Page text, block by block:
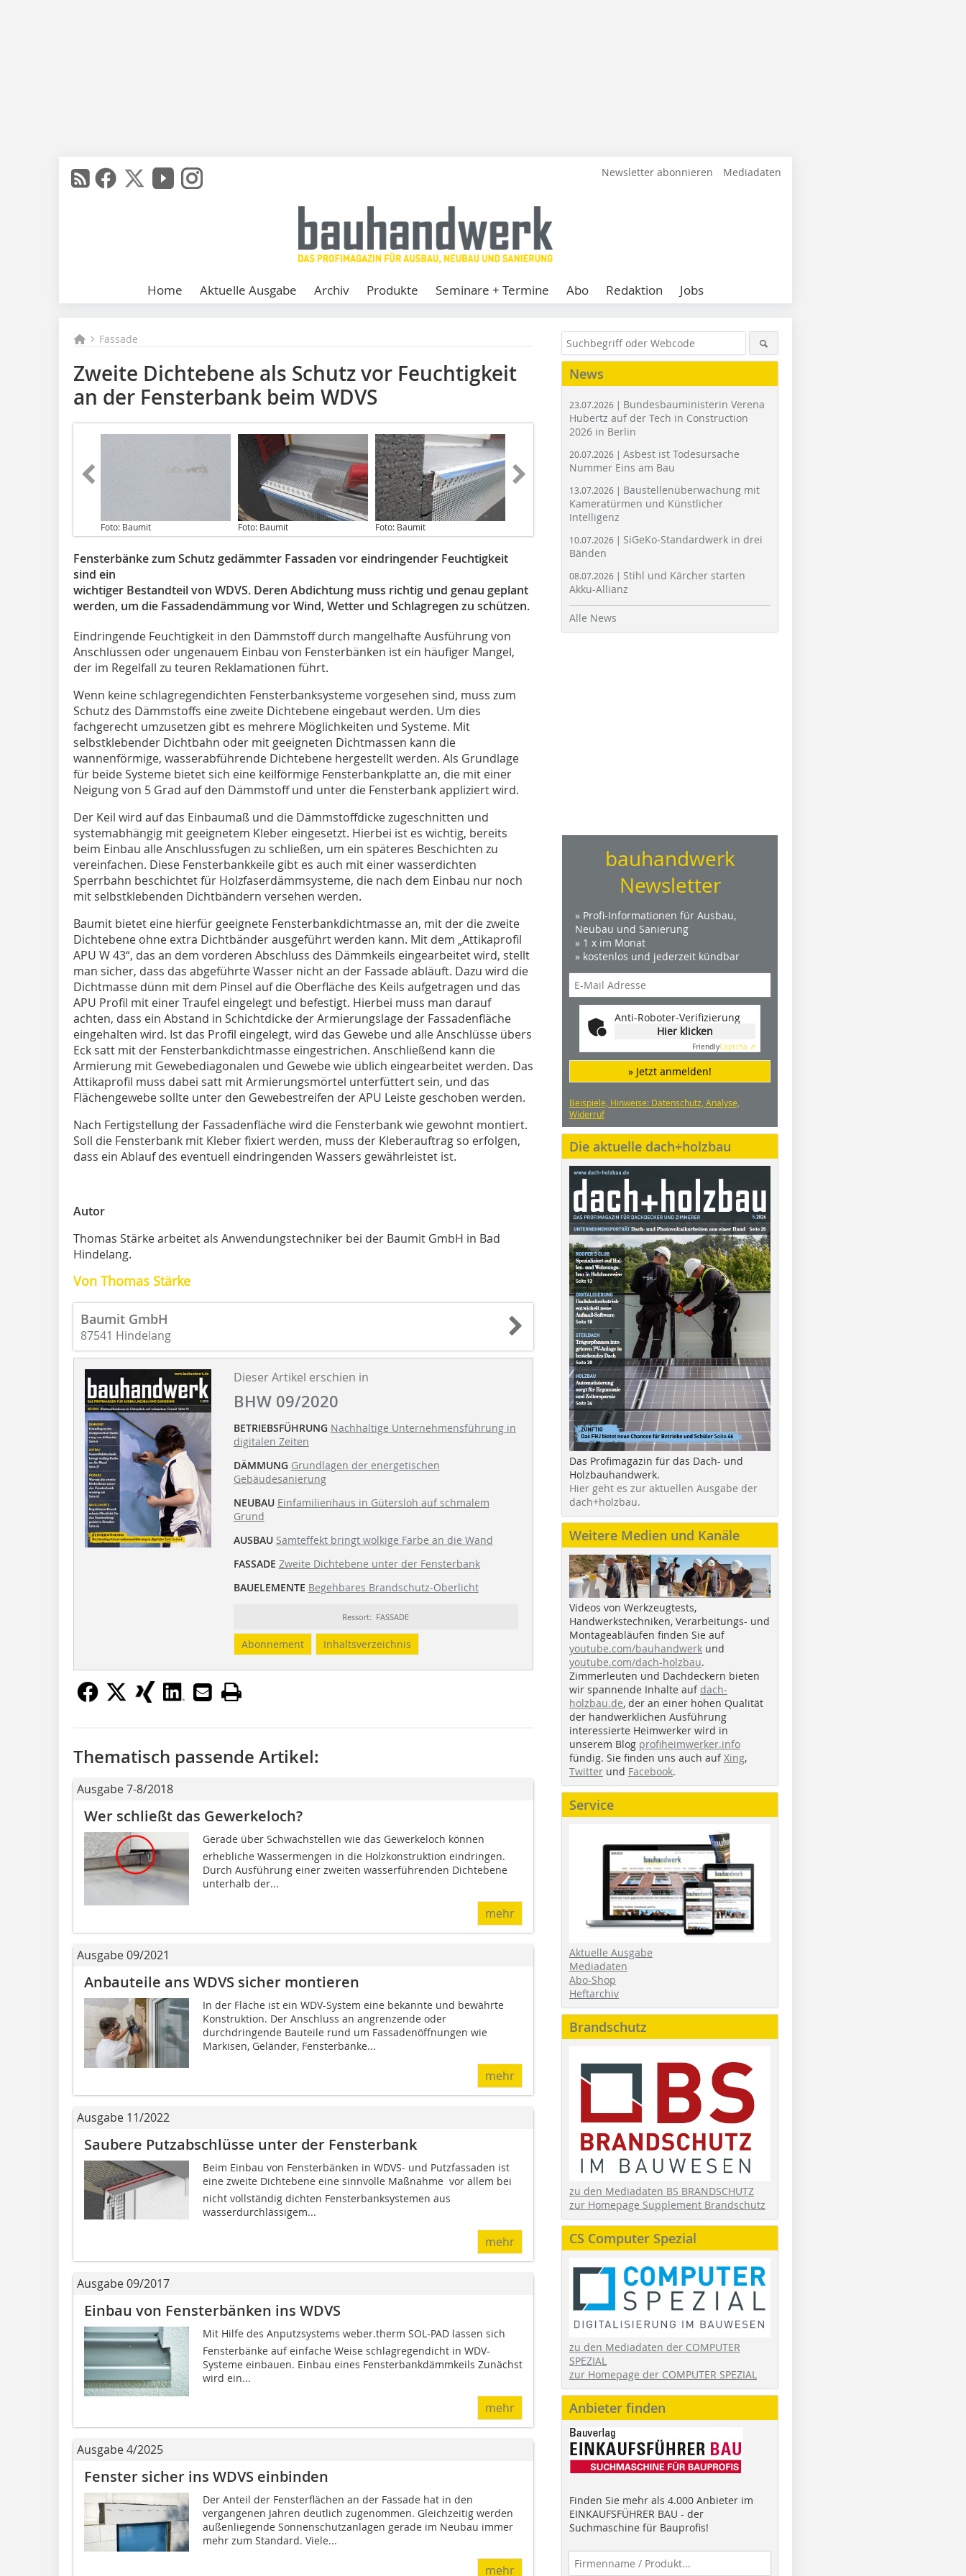
Newsletter abonnieren Mediadaten
Home Aktuelle Ausgabe Archiv Produkte Seminare + Termine Abo Redaktion Jobs
Fassade
Zweite Dichtebene als Schutz vor Feuchtigkeit
an der Fensterbank beim WDVS
Foto: Baumit Foto: Baumit Foto: Baumit
Fensterbänke zum Schutz gedämmter Fassaden vor eindringender Feuchtigkeit
sind ein
wichtiger Bestandteil von WDVS. Deren Abdichtung muss richtig und genau geplant
werden, um die Fassadendämmung vor Wind, Wetter und Schlagregen zu schützen.
Eindringende Feuchtigkeit in den Dämmstoff durch mangelhafte Ausführung von
Anschlüssen oder ungenauem Einbau von Fensterbänken ist ein häufiger Mangel,
der im Regelfall zu teuren Reklamationen führt.
Wenn keine schlagregendichten Fensterbanksysteme vorgesehen sind, muss zum
Schutz des Dämmstoffs eine zweite Dichtebene eingebaut werden. Um dies
fachgerecht umzusetzen gibt es mehrere Möglichkeiten und Systeme. Mit
selbstklebender Dichtbahn oder mit geeigneten Dichtmassen kann die
wannenförmige, wasserabführende Dichtebene hergestellt werden. Als Grundlage
für beide Systeme bietet sich eine keilförmige Fensterbankplatte an, die mit einer
Neigung von 5 Grad auf den Dämmstoff und unter die Fensterbank appliziert wird.
Der Keil wird auf das Einbaumaß und die Dämmstoffdicke zugeschnitten und
systemabhängig mit geeignetem Kleber eingesetzt. Hierbei ist es wichtig, bereits
beim Einbau alle Anschlussfugen zu schließen, um ein späteres Beschichten zu
vereinfachen. Diese Fensterbankkeile gibt es auch mit einer wasserdichten
Sperrbahn beschichtet für Holzfaserdämmsysteme, die nach dem Einbau nur noch
mit selbstklebenden Dichtbändern versehen werden.
Baumit bietet eine hierfür geeignete Fensterbankdichtmasse an, mit der die zweite
Dichtebene ohne extra Dichtbänder ausgeführt werden kann. Mit dem „Attikaprofil
APU W 43“, das an dem vorderen Abschluss des Dämmkeils eingearbeitet wird, stellt
man sicher, dass das abgeführte Wasser nicht an der Fassade abläuft. Dazu wird die
Dichtmasse dünn mit dem Pinsel auf die Oberfläche des Keils aufgetragen und das
APU Profil mit einer Traufel eingelegt und befestigt. Hierbei muss man darauf
achten, dass ein Abstand in Schichtdicke der Armierungslage der Fassadenfläche
eingehalten wird. Ist das Profil eingelegt, wird das Gewebe und alle Anschlüsse übers
Eck satt mit der Fensterbankdichtmasse eingestrichen. Anschließend kann die
Armierung mit Gewebediagonalen und Gewebe wie üblich eingearbeitet werden. Das
Attikaprofil muss dabei satt mit Armierungsmörtel unterfüttert sein, und das
Flächengewebe sollte unter den Gewebestreifen der APU Leiste geschoben werden.
Nach Fertigstellung der Fassadenfläche wird die Fensterbank wie gewohnt montiert.
Soll die Fensterbank mit Kleber fixiert werden, muss der Kleberauftrag so erfolgen,
dass ein Ablauf des eventuell eindringenden Wassers gewährleistet ist.
Autor
Thomas Stärke arbeitet als Anwendungstechniker bei der Baumit GmbH in Bad
Hindelang.
Von Thomas Stärke
Baumit GmbH
87541 Hindelang
Dieser Artikel erschien in
BHW 09/2020
BETRIEBSFÜHRUNG Nachhaltige Unternehmensführung in
digitalen Zeiten
DÄMMUNG Grundlagen der energetischen
Gebäudesanierung
NEUBAU Einfamilienhaus in Gütersloh auf schmalem
Grund
AUSBAU Samteffekt bringt wolkige Farbe an die Wand
FASSADE Zweite Dichtebene unter der Fensterbank
BAUELEMENTE Begehbares Brandschutz-Oberlicht
Ressort: FASSADE
Abonnement Inhaltsverzeichnis
Thematisch passende Artikel:
Ausgabe 7-8/2018
Wer schließt das Gewerkeloch?
Gerade über Schwachstellen wie das Gewerkeloch können
erhebliche Wassermengen in die Holzkon­struktion eindringen.
Durch Ausführung einer zweiten wasserführenden Dichtebene
unterhalb der...
mehr
Ausgabe 09/2021
Anbauteile ans WDVS sicher montieren
In der Fläche ist ein WDV-System eine bekannte und bewährte
Konstruktion. Der Anschluss an angrenzende oder
durchdringende Bauteile rund um Fassadenöffnungen wie
Markisen, Geländer, Fensterbänke...
mehr
Ausgabe 11/2022
Saubere Putzabschlüsse unter der Fensterbank
Beim Einbau von Fensterbänken in WDVS- und Putzfassaden ist
eine zweite Dichtebene eine sinnvolle Maßnahme  vor allem bei
nicht vollständig dichten Fensterbanksystemen aus
wasserdurchlässigem...
mehr
Ausgabe 09/2017
Einbau von Fensterbänken ins WDVS
Mit Hilfe des Anputzsystems weber.therm SOL-PAD lassen sich
Fensterbänke auf einfache Weise schlagregendicht in WDV-
Systeme einbauen. Einbau eines Fensterbankdämmkeils Zunächst
wird ein...
mehr
Ausgabe 4/2025
Fenster sicher ins WDVS einbinden
Der Anteil der Fensterflächen an der Fassade hat in den
vergangenen Jahren deutlich zugenommen. Gleichzeitig werden
außenliegende Sonnenschutzanlagen gerade im Neubau immer
mehr zum Standard. Viele...
mehr
News
23.07.2026 | Bundesbauministerin Verena
Hubertz auf der Tech in Construction
2026 in Berlin
20.07.2026 | Asbest ist Todesursache
Nummer Eins am Bau
13.07.2026 | Baustellenüberwachung mit
Kameratürmen und Künstlicher
Intelligenz
10.07.2026 | SiGeKo-Standardwerk in drei
Bänden
08.07.2026 | Stihl und Kärcher starten
Akku-Allianz
Alle News
bauhandwerk
Newsletter
» Profi-Informationen für Ausbau,
Neubau und Sanierung
» 1 x im Monat
» kostenlos und jederzeit kündbar
Anti-Roboter-Verifizierung
Hier klicken
FriendlyCaptcha ⇗
» Jetzt anmelden!
Beispiele, Hinweise: Datenschutz, Analyse,
Widerruf
Die aktuelle dach+holzbau
Das Profimagazin für das Dach- und
Holzbauhandwerk.
Hier geht es zur aktuellen Ausgabe der
dach+holzbau.
Weitere Medien und Kanäle
Videos von Werkzeugtests,
Handwerkstechniken, Verarbeitungs- und
Montageabläufen finden Sie auf
youtube.com/bauhandwerk und
youtube.com/dach-holzbau.
Zimmerleuten und Dachdeckern bieten
wir spannende Inhalte auf dach-
holzbau.de, der an einer hohen Qualität
der handwerklichen Ausführung
interessierte Heimwerker wird in
unserem Blog profiheimwerker.info
fündig. Sie finden uns auch aufXing,
Twitter und Facebook.
Service
Aktuelle Ausgabe
Mediadaten
Abo-Shop
Heftarchiv
Brandschutz
zu den Mediadaten BS BRANDSCHUTZ
zur Homepage Supplement Brandschutz
CS Computer Spezial
zu den Mediadaten der COMPUTER
SPEZIAL
zur Homepage der COMPUTER SPEZIAL
Anbieter finden
Finden Sie mehr als 4.000 Anbieter im
EINKAUFSFÜHRER BAU - der
Suchmaschine für Bauprofis!